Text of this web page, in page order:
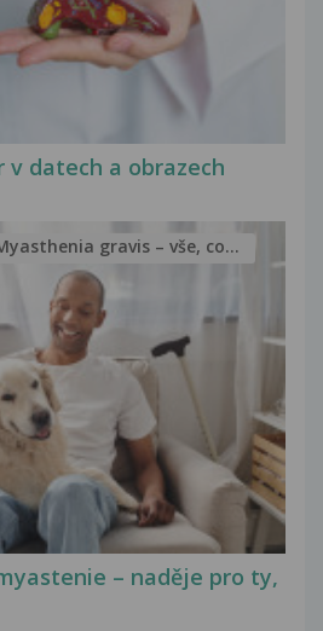
datech a obrazech
– naděje pro ty,
gravis – vše, co...